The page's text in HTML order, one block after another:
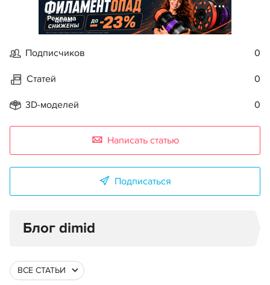
Реклама
Подписчиков 0
Статей 0
3D-моделей 0
Написать статью
Подписаться
Блог dimid
ВСЕ СТАТЬИ